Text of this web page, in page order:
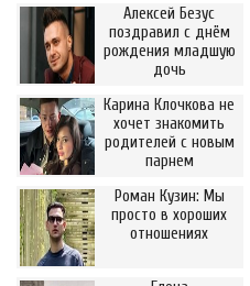
Алексей Безус
поздравил с днём
рождения младшую
дочь
Карина Клочкова не
хочет знакомить
родителей с новым
парнем
Роман Кузин: Мы
просто в хороших
отношениях